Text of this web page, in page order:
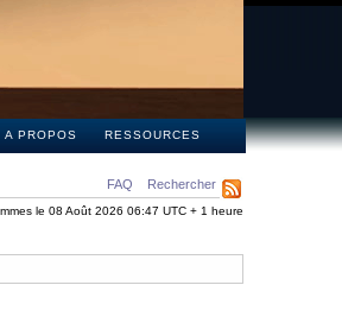
A PROPOS RESSOURCES
FAQ Rechercher
le 08 Août 2026 06:47 UTC + 1 heure